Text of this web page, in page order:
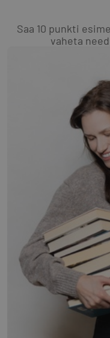
Saa 10 punkti
vaheta